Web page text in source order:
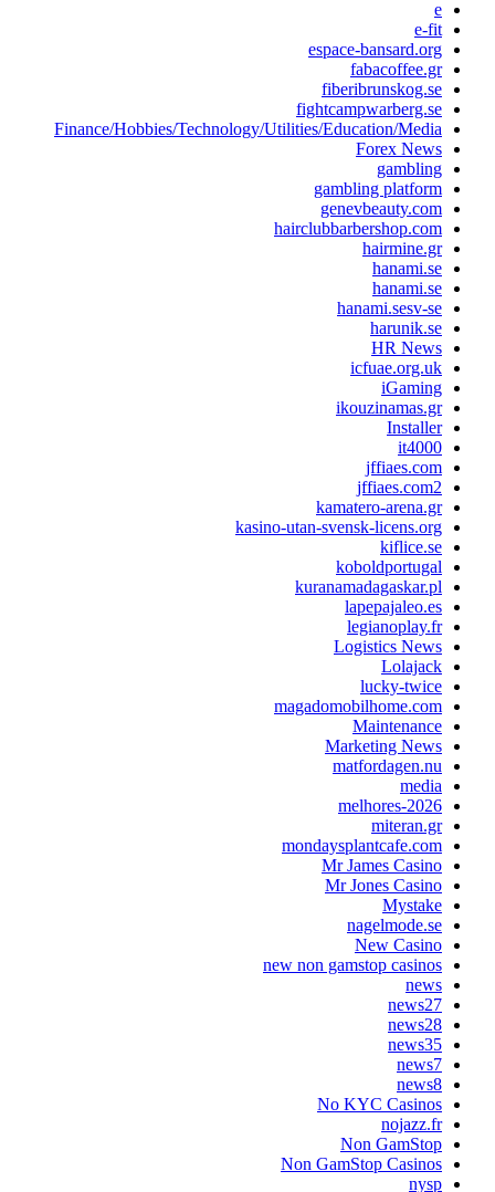
espace-
Finance/Hobbies/Technology/Utilities/Education/
Forex
gambling
hanami.sesv-
HR
kamatero-
kasino-utan-svensk-
Logistics
lucky-
Marketing
melhores-
Mr James
Mr Jones
New
new non gamstop
No KYC
Non
Non GamStop